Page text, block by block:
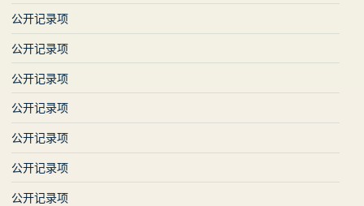
公开记录项
公开记录项
公开记录项
公开记录项
公开记录项
公开记录项
公开记录项